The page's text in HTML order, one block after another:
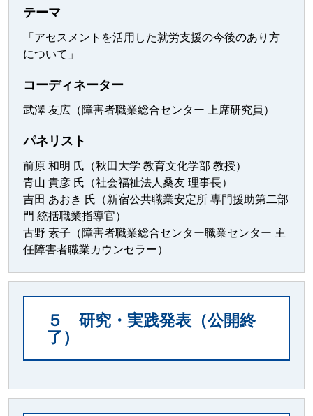
テーマ
「アセスメントを活用した就労支援の今後のあり方
について」
コーディネーター
武澤 友広（障害者職業総合センター 上席研究員）
パネリスト
前原 和明 氏（秋田大学 教育文化学部 教授）
青山 貴彦 氏（社会福祉法人桑友 理事長）
吉田 あおき 氏（新宿公共職業安定所 専門援助第二部
門 統括職業指導官）
古野 素子（障害者職業総合センター職業センター 主
任障害者職業カウンセラー）
５ 研究・実践発表（公開終
了）